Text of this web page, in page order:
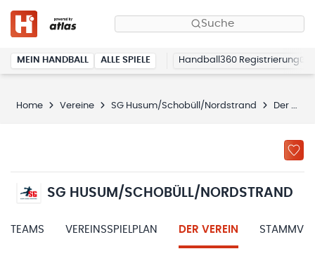
Suche
MEIN HANDBALL ALLE SPIELE Handball360 Registrierung
Home Vereine SG Husum/Schobüll/Nordstrand Der Verein
SG HUSUM/SCHOBÜLL/NORDSTRAND
TEAMS VEREINSSPIELPLAN DER VEREIN